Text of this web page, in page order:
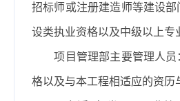
招标师或注册建造师等建设
设类执业资格以及中级以上专
项目管理部主要管理人
格以及与本工程相适应的